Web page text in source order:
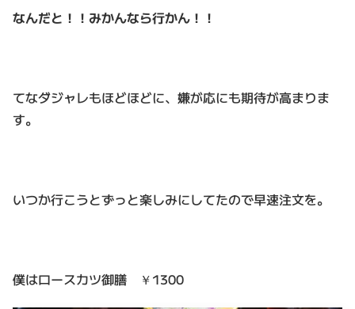
なんだと！！みかんなら行かん！！
てなダジャレもほどほどに、嫌が応にも期待が高まりま
す。
いつか行こうとずっと楽しみにしてたので早速注文を。
僕はロースカツ御膳 ￥1300